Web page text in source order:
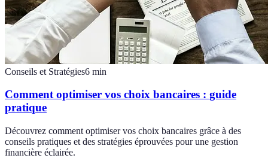
Conseils et Stratégies6 min
Comment optimiser vos choix bancaires : guide
pratique
Découvrez comment optimiser vos choix bancaires grâce à des
conseils pratiques et des stratégies éprouvées pour une gestion
financière éclairée.